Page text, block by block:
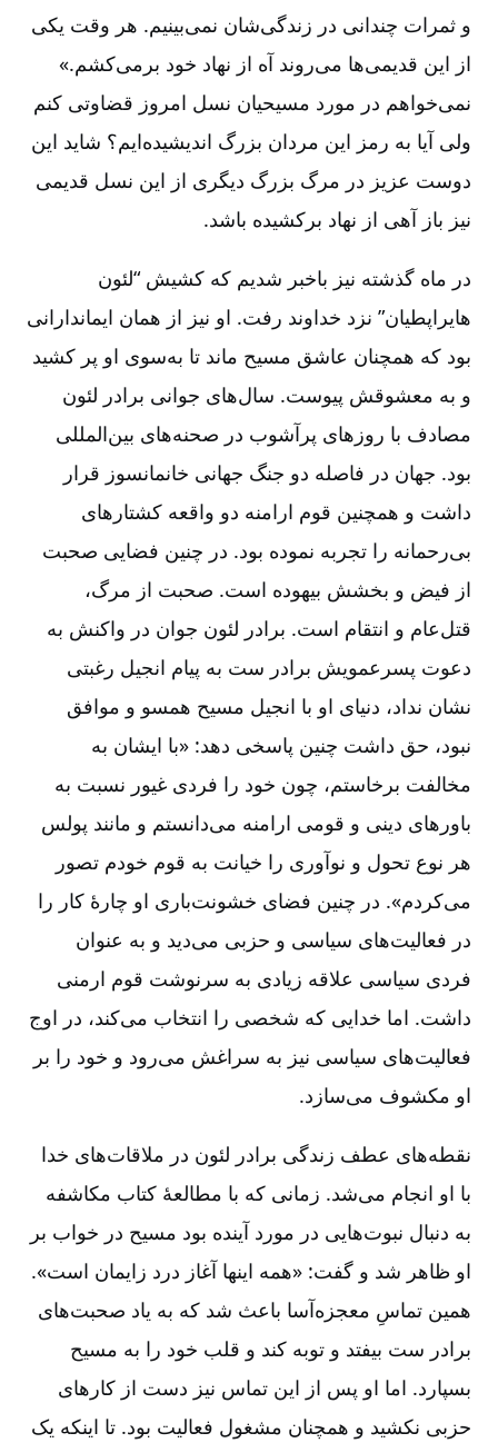
و ثمرات چندانی در زندگی‌شان نمی‌بینیم. هر وقت یکی
از این قدیمی‌ها می‌روند آه از نهاد خود برمی‌کشم.»
نمی‌خواهم در مورد مسیحیان نسل امروز قضاوتی کنم
ولی آیا به رمز این مردان بزرگ اندیشیده‌ایم؟ شاید این
دوست عزیز در مرگ بزرگ دیگری از این نسل قدیمی
نیز باز آهی از نهاد برکشیده باشد.
در ماه گذشته نیز باخبر شدیم که کشیش “لئون
هایراپطیان” نزد خداوند رفت. او نیز از همان ایماندارانی
بود که همچنان عاشق مسیح ماند تا به‌سوی او پر کشید
و به معشوقش پیوست. سال‌های جوانی برادر لئون
مصادف با روزهای پرآشوب در صحنه‌های بین‌المللی
بود. جهان در فاصله دو جنگ جهانی خانمانسوز قرار
داشت و همچنین قوم ارامنه دو واقعه کشتارهای
بی‌رحمانه را تجربه نموده بود. در چنین فضایی صحبت
از فیض و بخشش بیهوده است. صحبت از مرگ،
قتل‌عام و انتقام است. برادر لئون جوان در واکنش به
دعوت پسرعمویش برادر ست به پیام انجیل رغبتی
نشان نداد، دنیای او با انجیل مسیح همسو و موافق
نبود، حق داشت چنین پاسخی دهد: «با ایشان به
مخالفت برخاستم، چون خود را فردی غیور نسبت به
باورهای دینی و قومی ارامنه می‌دانستم و مانند پولس
هر نوع تحول و نوآوری را خیانت به قوم خودم تصور
می‌کردم». در چنین فضای خشونت‌باری او چارۀ کار را
در فعالیت‌های سیاسی و حزبی می‌دید و به عنوان
فردی سیاسی علاقه زیادی به سرنوشت قوم ارمنی
داشت. اما خدایی که شخصی را انتخاب می‌کند، در اوج
فعالیت‌های سیاسی نیز به سراغش می‌رود و خود را بر
او مکشوف می‌سازد.
نقطه‌های عطف زندگی برادر لئون در ملاقات‌های خدا
با او انجام می‌شد. زمانی که با مطالعۀ کتاب مکاشفه
به دنبال نبوت‌هایی در مورد آینده بود مسیح در خواب بر
او ظاهر شد و گفت: «همه اینها آغاز درد زایمان است».
همین تماسِ معجزه‌آسا باعث شد که به یاد صحبت‌های
برادر ست بیفتد و توبه کند و قلب خود را به مسیح
بسپارد. اما او پس از این تماس نیز دست از کارهای
حزبی نکشید و همچنان مشغول فعالیت بود. تا اینکه یک